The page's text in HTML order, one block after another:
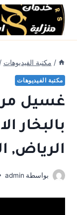
التجاوز
المحتوى
/ مكتبة الفيديوهات /
مكتبة الفيديوهات
غسيل
بالبخار
الرياض,
بواسطة admin